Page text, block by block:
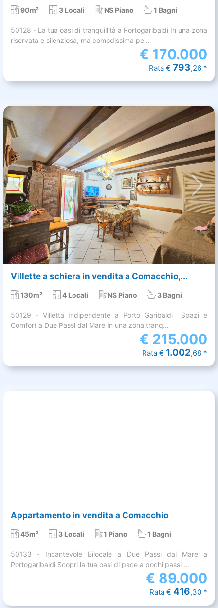
90m² 3 Locali NS Piano 1 Bagni
50128 - La tua oasi di tranquillità a Portogaribaldi In una zona
riservata e silenziosa, ma comodissima pe...
€ 170.000
Rata € 793,26 *
Villette a schiera in vendita a Comacchio,...
130m² 4 Locali NS Piano 3 Bagni
50129 - Villetta Indipendente a Porto Garibaldi  Spazi e
Comfort a Due Passi dal Mare In una zona tranq...
€ 215.000
Rata € 1.002,68 *
Appartamento in vendita a Comacchio
45m² 3 Locali 1 Piano 1 Bagni
50133 - Incantevole Bilocale a Due Passi dal Mare a
Portogaribaldi Scopri la tua oasi di pace a pochi passi ...
€ 89.000
Rata € 416,30 *